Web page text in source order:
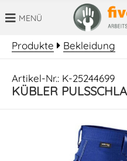
MENÜ
Produkte Bekleidung
Artikel-Nr.: K-25244699
KÜBLER